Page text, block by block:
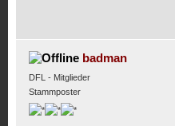
badman
DFL - Mitglieder
Stammposter